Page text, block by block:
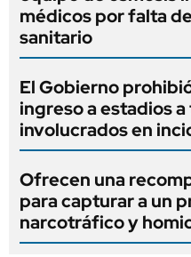
médicos por falta
sanitario
El Gobierno
ingreso a estadios
involucrados en
Ofrecen una
para capturar a un
narcotráfico y